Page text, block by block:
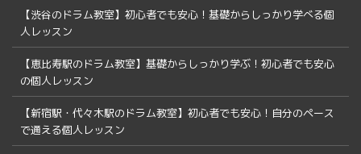
【渋谷のドラム教室】初心者でも安心！基礎からしっかり学べる個
人レッスン
【恵比寿駅のドラム教室】基礎からしっかり学ぶ！初心者でも安心
の個人レッスン
【新宿駅・代々木駅のドラム教室】初心者でも安心！自分のペース
で通える個人レッスン